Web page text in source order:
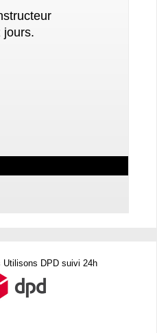
jours.
Utilisons DPD suivi 24h